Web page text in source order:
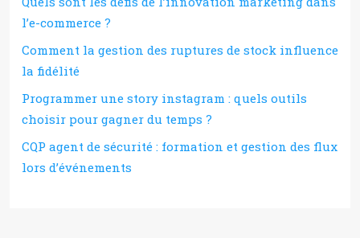
l’e-commerce ?
Comment la gestion des ruptures de stock influence
la fidélité
Programmer une story instagram : quels outils
choisir pour gagner du temps ?
CQP agent de sécurité : formation et gestion des flux
lors d’événements